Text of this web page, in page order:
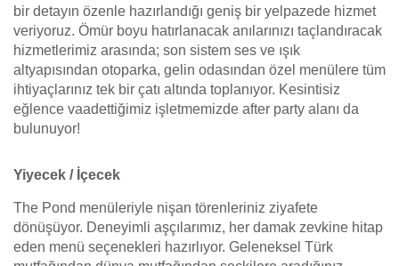
bir detayın özenle hazırlandığı geniş bir yelpazede hizmet
veriyoruz. Ömür boyu hatırlanacak anılarınızı taçlandıracak
hizmetlerimiz arasında; son sistem ses ve ışık
altyapısından otoparka, gelin odasından özel menülere tüm
ihtiyaçlarınız tek bir çatı altında toplanıyor. Kesintisiz
eğlence vaadettiğimiz işletmemizde after party alanı da
bulunuyor!
Yiyecek / İçecek
The Pond menüleriyle nişan törenleriniz ziyafete
dönüşüyor. Deneyimli aşçılarımız, her damak zevkine hitap
eden menü seçenekleri hazırlıyor. Geleneksel Türk